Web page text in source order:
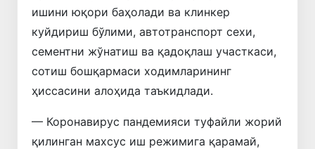
ишини юқори баҳолади ва клинкер
куйдириш бўлими, автотранспорт сехи,
сементни жўнатиш ва қадоқлаш участкаси,
сотиш бошқармаси ходимларининг
ҳиссасини алоҳида таъкидлади.
— Коронавирус пандемияси туфайли жорий
қилинган махсус иш режимига қарамай,